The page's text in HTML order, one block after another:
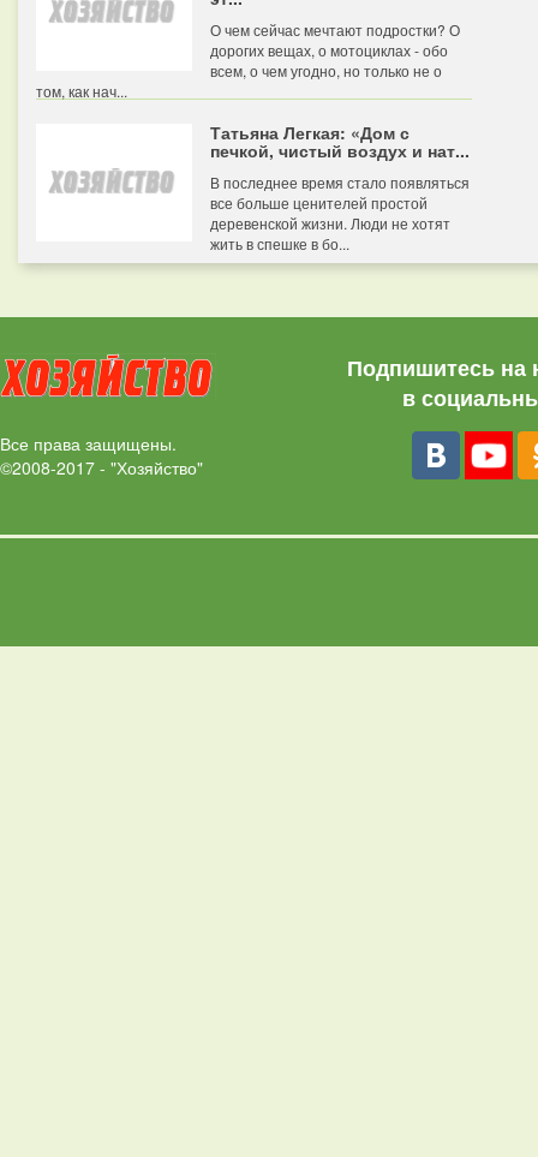
О чем сейчас мечтают подростки? О
дорогих вещах, о мотоциклах - обо
всем, о чем угодно, но только не о
том, как нач...
Татьяна Легкая: «Дом с
печкой, чистый воздух и нат...
В последнее время стало появляться
все больше ценителей простой
деревенской жизни. Люди не хотят
жить в спешке в бо...
Все права защищены.
©2008-2017 - "Хозяйство"
Подпишитесь на
в